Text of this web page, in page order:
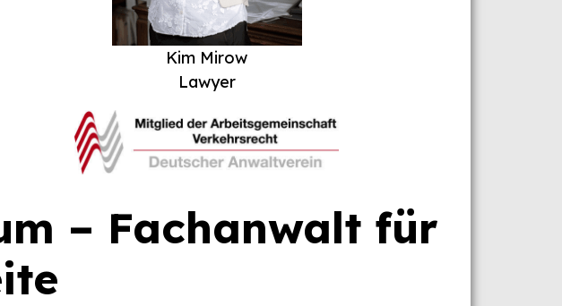
Kim Mirow
Lawyer
– Fachanwalt für